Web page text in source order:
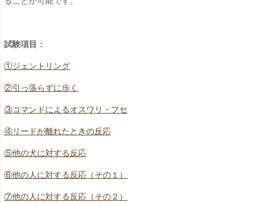
試験項目：
①ジェントリング
②引っ張らずに歩く
③コマンドによるオスワリ・フセ
④リードが離れたときの反応
⑤他の犬に対する反応
⑥他の人に対する反応（その１）
⑦他の人に対する反応（その２）